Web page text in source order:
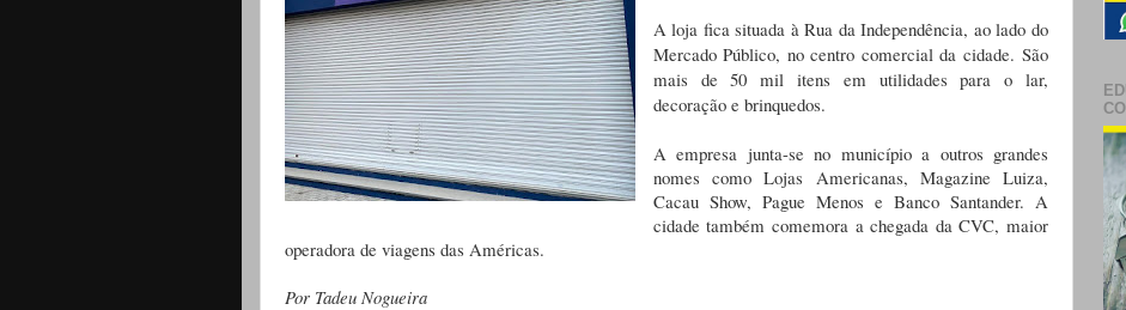
A loja fica situada à Rua da Independência, ao lado do
Mercado Público, no centro comercial da cidade. São
mais de 50 mil itens em utilidades para o lar,
decoração e brinquedos.
A empresa junta-se no município a outros grandes
nomes como Lojas Americanas, Magazine Luiza,
Cacau Show, Pague Menos e Banco Santander. A
cidade também comemora a chegada da CVC, maior
operadora de viagens das Américas.
Por Tadeu Nogueira